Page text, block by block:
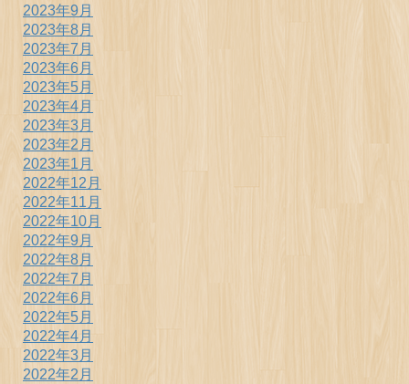
2023年9月
2023年8月
2023年7月
2023年6月
2023年5月
2023年4月
2023年3月
2023年2月
2023年1月
2022年12月
2022年11月
2022年10月
2022年9月
2022年8月
2022年7月
2022年6月
2022年5月
2022年4月
2022年3月
2022年2月